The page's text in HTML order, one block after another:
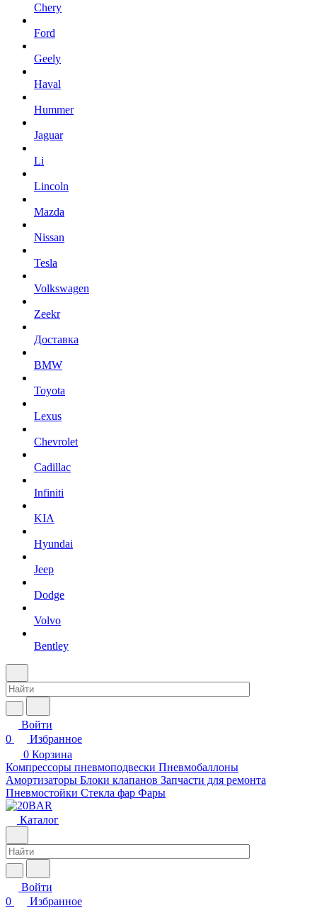
Chery
Ford
Geely
Haval
Hummer
Jaguar
Li
Lincoln
Mazda
Nissan
Tesla
Volkswagen
Zeekr
Доставка
BMW
Toyota
Lexus
Chevrolet
Cadillac
Infiniti
KIA
Hyundai
Jeep
Dodge
Volvo
Bentley
Войти
0
Избранное
0 Корзина
Компрессоры пневмоподвески Пневмобаллоны
Амортизаторы Блоки клапанов Запчасти для ремонта
Пневмостойки Стекла фар Фары
Каталог
Войти
0
Избранное